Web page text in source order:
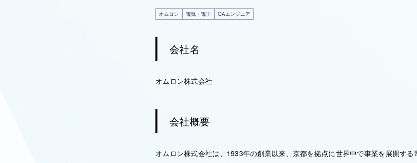
オムロン 電気・電子 QAエンジニア
会社名
オムロン株式会社
会社概要
オムロン株式会社は、1933年の創業以来、京都を拠点に世界中で事業を展開する